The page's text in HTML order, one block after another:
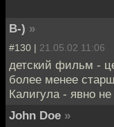
B-) »
#130 | 21.05.02 11:06
детский фильм -
более менее
Калигула - явно
John Doe »